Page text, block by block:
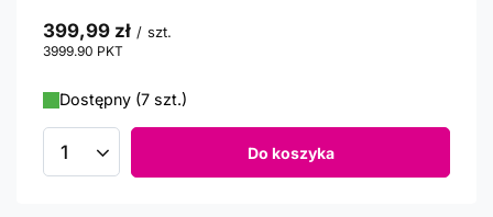
399,99 zł / szt.
3999.90 PKT
Dostępny (7 szt.)
Ilość produktów Do koszyka